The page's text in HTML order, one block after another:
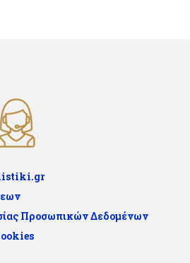
Προσωπικών Δεδομένων